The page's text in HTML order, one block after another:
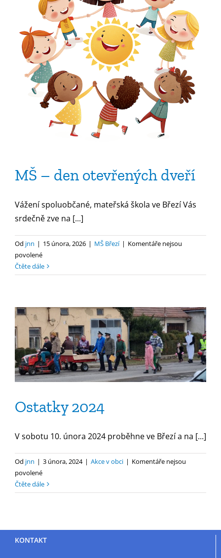
MŠ – den otevřených dveří
Vážení spoluobčané, mateřská škola ve Březí Vás
srdečně zve na [...]
Od jnn | 15 února, 2026 | MŠ Březí | Komentáře nejsou
povolenéu
textu
s
–
den
otevřených
dveří
Čtěte dále
Ostatky 2024
V sobotu 10. února 2024 proběhne ve Březí a na [...]
Od jnn | 3 února, 2024 | Akce v obci | Komentáře nejsou
povolenéu
textu
s
2024
Čtěte dále
KONTAKT